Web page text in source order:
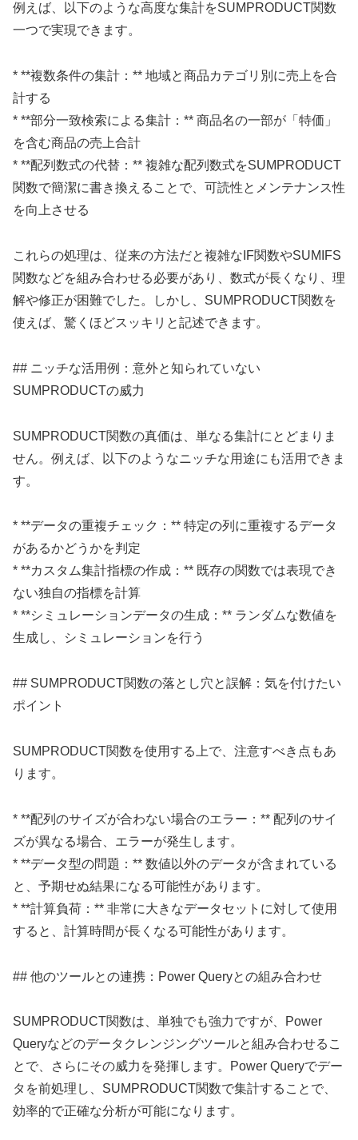
例えば、以下のような高度な集計をSUMPRODUCT関数
一つで実現できます。
* **複数条件の集計：** 地域と商品カテゴリ別に売上を合
計する
* **部分一致検索による集計：** 商品名の一部が「特価」
を含む商品の売上合計
* **配列数式の代替：** 複雑な配列数式をSUMPRODUCT
関数で簡潔に書き換えることで、可読性とメンテナンス性
を向上させる
これらの処理は、従来の方法だと複雑なIF関数やSUMIFS
関数などを組み合わせる必要があり、数式が長くなり、理
解や修正が困難でした。しかし、SUMPRODUCT関数を
使えば、驚くほどスッキリと記述できます。
## ニッチな活用例：意外と知られていない
SUMPRODUCTの威力
SUMPRODUCT関数の真価は、単なる集計にとどまりま
せん。例えば、以下のようなニッチな用途にも活用できま
す。
* **データの重複チェック：** 特定の列に重複するデータ
があるかどうかを判定
* **カスタム集計指標の作成：** 既存の関数では表現でき
ない独自の指標を計算
* **シミュレーションデータの生成：** ランダムな数値を
生成し、シミュレーションを行う
## SUMPRODUCT関数の落とし穴と誤解：気を付けたい
ポイント
SUMPRODUCT関数を使用する上で、注意すべき点もあ
ります。
* **配列のサイズが合わない場合のエラー：** 配列のサイ
ズが異なる場合、エラーが発生します。
* **データ型の問題：** 数値以外のデータが含まれている
と、予期せぬ結果になる可能性があります。
* **計算負荷：** 非常に大きなデータセットに対して使用
すると、計算時間が長くなる可能性があります。
## 他のツールとの連携：Power Queryとの組み合わせ
SUMPRODUCT関数は、単独でも強力ですが、Power
Queryなどのデータクレンジングツールと組み合わせるこ
とで、さらにその威力を発揮します。Power Queryでデー
タを前処理し、SUMPRODUCT関数で集計することで、
効率的で正確な分析が可能になります。